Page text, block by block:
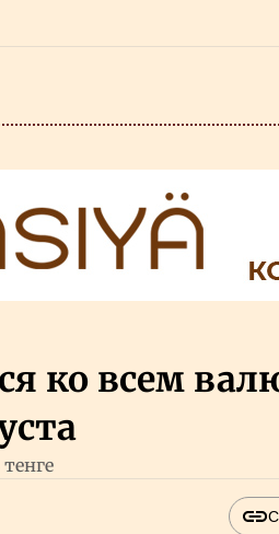
ко всем